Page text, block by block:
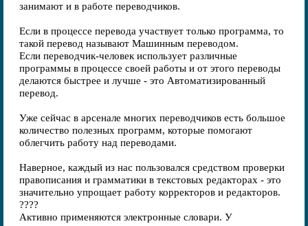
занимают и в работе переводчиков.
Если в процессе перевода участвует только программа, то
такой перевод называют Машинным переводом.
Если переводчик-человек использует различные
программы в процессе своей работы и от этого переводы
делаются быстрее и лучше - это Автоматизированный
перевод.
Уже сейчас в арсенале многих переводчиков есть большое
количество полезных программ, которые помогают
облегчить работу над переводами.
Наверное, каждый из нас пользовался средством проверки
правописания и грамматики в текстовых редакторах - это
значительно упрощает работу корректоров и редакторов.
????
Активно применяются электронные словари. У